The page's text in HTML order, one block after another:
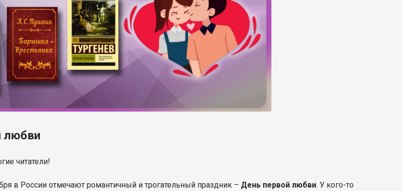
любви
читатели!
в России отмечают романтичный и трогательный праздник – День первой любви. У кого-то